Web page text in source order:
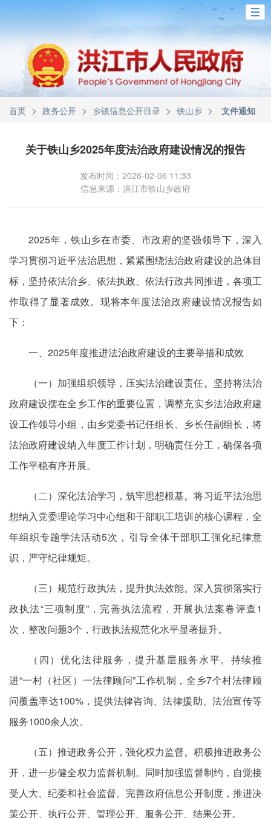
首页 > 政务公开 > 乡镇信息公开目录 > 铁山乡 > 文件通知
关于铁山乡2025年度法治政府建设情况的报告
发布时间：2026-02-06 11:33
信息来源：洪江市铁山乡政府
2025年，铁山乡在市委、市政府的坚强领导下，深入
学习贯彻习近平法治思想，紧紧围绕法治政府建设的总体目
标，坚持依法治乡、依法执政、依法行政共同推进，各项工
作取得了显著成效。现将本年度法治政府建设情况报告如
下：
一、2025年度推进法治政府建设的主要举措和成效
（一）加强组织领导，压实法治建设责任。坚持将法治
政府建设摆在全乡工作的重要位置，调整充实乡法治政府建
设工作领导小组，由乡党委书记任组长、乡长任副组长，将
法治政府建设纳入年度工作计划，明确责任分工，确保各项
工作平稳有序开展。
（二）深化法治学习， 筑牢思想根基。将习近平法治思
想纳入党委理论学习中心组和干部职工培训的核心课程，全
年组织专题学法活动5次，引导全体干部职工强化纪律意
识，严守纪律规矩。
（三）规范行政执法，提升执法效能。深入贯彻落实行
政执法“三项制度”，完善执法流程，开展执法案卷评查1
次，整改问题3个，行政执法规范化水平显著提升。
（四）优化法律服务，提升基层服务水平。持续推
进“一村（社区）一法律顾问”工作机制，全乡7个村法律顾
问覆盖率达100%，提供法律咨询、法律援助、法治宣传等
服务1000余人次。
（五）推进政务公开，强化权力监督。积极推进政务公
开，进一步健全权力监督机制。同时加强监督制约，自觉接
受人大、纪委和社会监督。完善政府信息公开制度， 推进决
策公开、执行公开、管理公开、服务公开、结果公开。